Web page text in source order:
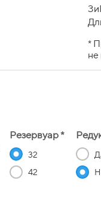
*
не
Резервуар *
32
42